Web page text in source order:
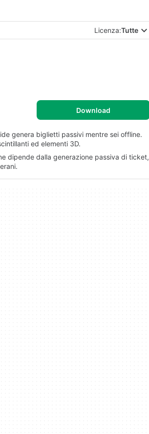
Licenza:Tutte
Download
genera biglietti passivi mentre sei offline.
ed elementi 3D.
dipende dalla generazione passiva di ticket,